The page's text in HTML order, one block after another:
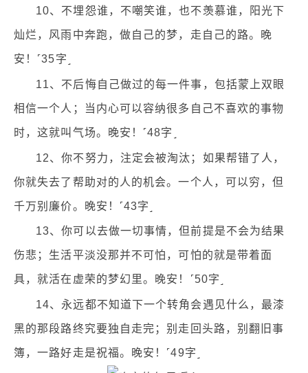
10、不埋怨谁，不嘲笑谁，也不羡慕谁，阳光下
灿烂，风雨中奔跑，做自己的梦，走自己的路。晚
安！˹35字˼
11、不后悔自己做过的每一件事，包括蒙上双眼
相信一个人；当内心可以容纳很多自己不喜欢的事物
时，这就叫气场。晚安！˹48字˼
12、你不努力，注定会被淘汰；如果帮错了人，
你就失去了帮助对的人的机会。一个人，可以穷，但
千万别廉价。晚安！˹43字˼
13、你可以去做一切事情，但前提是不会为结果
伤悲；生活平淡没那并不可怕，可怕的就是带着面
具，就活在虚荣的梦幻里。晚安！˹50字˼
14、永远都不知道下一个转角会遇见什么，最漆
黑的那段路终究要独自走完；别走回头路，别翻旧事
簿，一路好走是祝福。晚安！˹49字˼